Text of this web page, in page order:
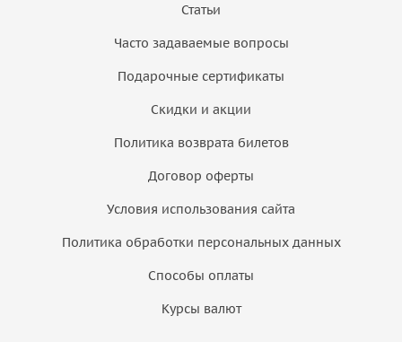
Статьи
Часто задаваемые вопросы
Подарочные сертификаты
Скидки и акции
Политика возврата билетов
Договор оферты
Условия использования сайта
Политика обработки персональных данных
Способы оплаты
Курсы валют